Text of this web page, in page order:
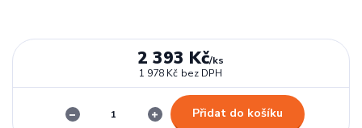
2 393 Kč/ks
1 978 Kč bez DPH
Přidat do košíku